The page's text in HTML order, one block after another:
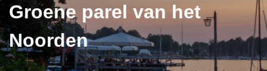
Groene parel van het
Noorden